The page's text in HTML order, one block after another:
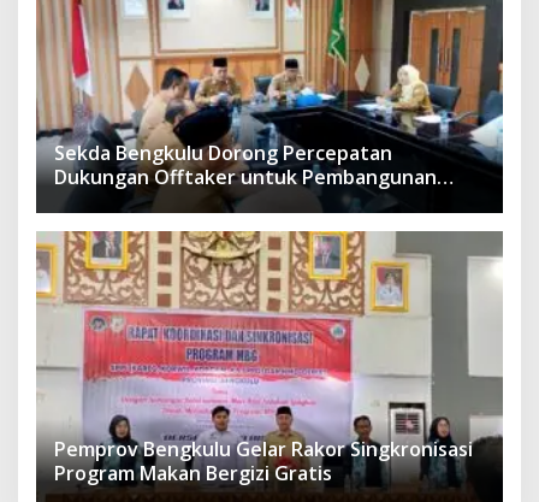
Sekda Bengkulu Dorong Percepatan
Dukungan Offtaker untuk Pembangunan
TPST Regional
Pemprov Bengkulu Gelar Rakor Singkronisasi
Program Makan Bergizi Gratis